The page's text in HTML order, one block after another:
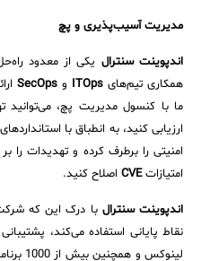
مدیریت آسیب‌پذیری و پچ
اندپوینت سنترال یکی از معدود
همکاری تیم‌هایITOps وSecOps
ما با کنسول مدیریت پچ، می‌توانید
امنیتی را برطرف کرده و تهدیدات
امتیازاتCVE اصلاح کنید.
اندپوینت سنترال با درک این که
نقاط پایانی استفاده می‌کند،